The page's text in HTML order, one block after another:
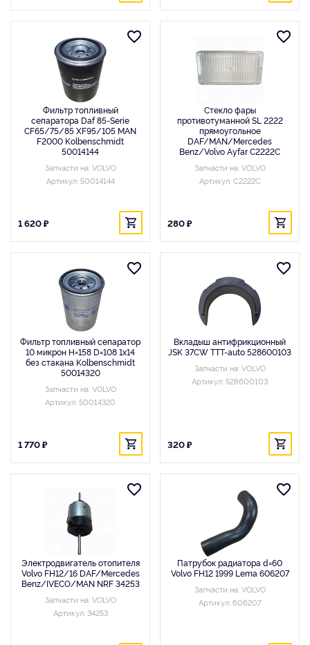
Фильтр топливный
сепаратора Daf 85-Serie
CF65/75/85 XF95/105 MAN
F2000 Kolbenschmidt
50014144
Запчасти на: VOLVO
Артикул: 50014144
1 620 ₽
Стекло фары
противотуманной SL 2222
прямоугольное
DAF/MAN/Mercedes
Benz/Volvo Ayfar C2222C
Запчасти на: VOLVO
Артикул: C2222C
280 ₽
Фильтр топливный сепаратор
10 микрон H=158 D=108 1x14
без стакана Kolbenschmidt
50014320
Запчасти на: VOLVO
Артикул: 50014320
1 770 ₽
Вкладыш антифрикционный
JSK 37CW TTT-auto 528600103
Запчасти на: VOLVO
Артикул: 528600103
320 ₽
Электродвигатель отопителя
Volvo FH12/16 DAF/Mercedes
Benz/IVECO/MAN NRF 34253
Запчасти на: VOLVO
Артикул: 34253
Патрубок радиатора d=60
Volvo FH12 1999 Lema 606207
Запчасти на: VOLVO
Артикул: 606207